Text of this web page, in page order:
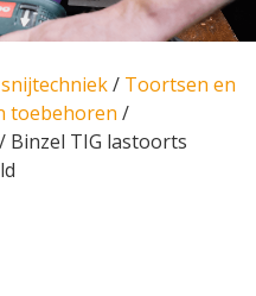
/ Toortsen en
toebehoren /
/ Binzel TIG lastoorts